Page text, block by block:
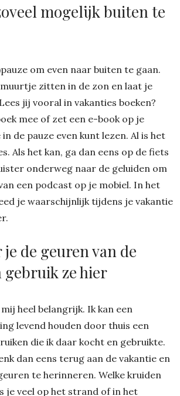
mogelijk buiten te
om even naar buiten te gaan.
zitten in de zon en laat je
jij vooral in vakanties boeken?
mee of zet een e-book op je
de pauze even kunt lezen. Al is het
Als het kan, ga dan eens op de fiets
onderweg naar de geluiden om
een podcast op je mobiel. In het
je waarschijnlijk tijdens je vakantie
de geuren van de
gebruik ze hier
heel belangrijk. Ik kan een
levend houden door thuis een
die ik daar kocht en gebruikte.
dan eens terug aan de vakantie en
te herinneren. Welke kruiden
je veel op het strand of in het